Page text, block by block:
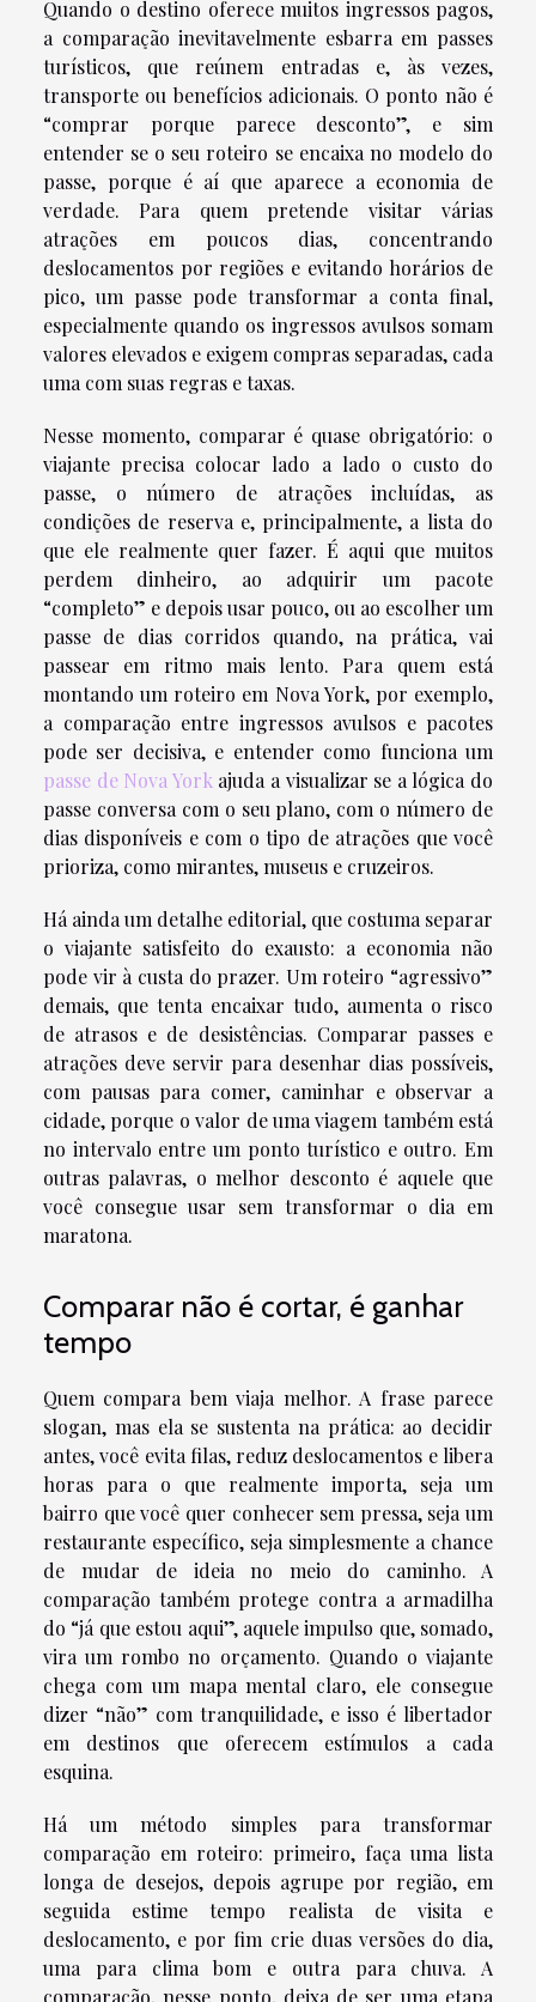
Quando o destino oferece muitos ingressos pagos,
a comparação inevitavelmente esbarra em passes
turísticos, que reúnem entradas e, às vezes,
transporte ou benefícios adicionais. O ponto não é
“comprar porque parece desconto”, e sim
entender se o seu roteiro se encaixa no modelo do
passe, porque é aí que aparece a economia de
verdade. Para quem pretende visitar várias
atrações em poucos dias, concentrando
deslocamentos por regiões e evitando horários de
pico, um passe pode transformar a conta final,
especialmente quando os ingressos avulsos somam
valores elevados e exigem compras separadas, cada
uma com suas regras e taxas.
Nesse momento, comparar é quase obrigatório: o
viajante precisa colocar lado a lado o custo do
passe, o número de atrações incluídas, as
condições de reserva e, principalmente, a lista do
que ele realmente quer fazer. É aqui que muitos
perdem dinheiro, ao adquirir um pacote
“completo” e depois usar pouco, ou ao escolher um
passe de dias corridos quando, na prática, vai
passear em ritmo mais lento. Para quem está
montando um roteiro em Nova York, por exemplo,
a comparação entre ingressos avulsos e pacotes
pode ser decisiva, e entender como funciona um
passe de Nova York ajuda a visualizar se a lógica do
passe conversa com o seu plano, com o número de
dias disponíveis e com o tipo de atrações que você
prioriza, como mirantes, museus e cruzeiros.
Há ainda um detalhe editorial, que costuma separar
o viajante satisfeito do exausto: a economia não
pode vir à custa do prazer. Um roteiro “agressivo”
demais, que tenta encaixar tudo, aumenta o risco
de atrasos e de desistências. Comparar passes e
atrações deve servir para desenhar dias possíveis,
com pausas para comer, caminhar e observar a
cidade, porque o valor de uma viagem também está
no intervalo entre um ponto turístico e outro. Em
outras palavras, o melhor desconto é aquele que
você consegue usar sem transformar o dia em
maratona.
Comparar não é cortar, é ganhar
tempo
Quem compara bem viaja melhor. A frase parece
slogan, mas ela se sustenta na prática: ao decidir
antes, você evita filas, reduz deslocamentos e libera
horas para o que realmente importa, seja um
bairro que você quer conhecer sem pressa, seja um
restaurante específico, seja simplesmente a chance
de mudar de ideia no meio do caminho. A
comparação também protege contra a armadilha
do “já que estou aqui”, aquele impulso que, somado,
vira um rombo no orçamento. Quando o viajante
chega com um mapa mental claro, ele consegue
dizer “não” com tranquilidade, e isso é libertador
em destinos que oferecem estímulos a cada
esquina.
Há um método simples para transformar
comparação em roteiro: primeiro, faça uma lista
longa de desejos, depois agrupe por região, em
seguida estime tempo realista de visita e
deslocamento, e por fim crie duas versões do dia,
uma para clima bom e outra para chuva. A
comparação, nesse ponto, deixa de ser uma etapa